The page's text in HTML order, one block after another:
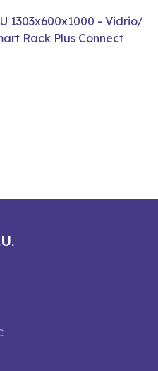
1303x600x1000 - Vidrio/
Rack Plus Connect